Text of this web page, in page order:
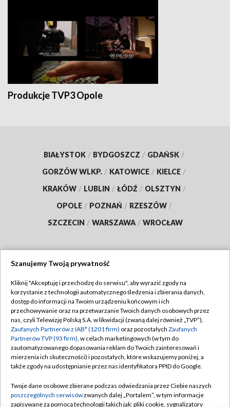
Produkcje TVP3 Opole
BIAŁYSTOK / BYDGOSZCZ / GDAŃSK /
GORZÓW WLKP. / KATOWICE / KIELCE /
KRAKÓW / LUBLIN / ŁÓDŹ / OLSZTYN /
OPOLE / POZNAŃ / RZESZÓW /
SZCZECIN / WARSZAWA / WROCŁAW
TVP
Abonament TVP
Emisja w TVP
Centrum informacji TVP
Naziemna Telewizja Cyfrowa
Rada Programowa
Regulamin TVP
Polityka prywatności
Moje zgody
Pomoc
Kontakt
Szanujemy Twoją prywatność
Kliknij "Akceptuję i przechodzę do serwisu", aby wyrazić zgody na
korzystanie z technologii automatycznego śledzenia i zbierania danych,
dostęp do informacji na Twoim urządzeniu końcowym i ich
przechowywanie oraz na przetwarzanie Twoich danych osobowych przez
nas, czyli Telewizję Polską S.A. w likwidacji (zwaną dalej również „TVP”),
Zaufanych Partnerów z IAB* (1201 firm) oraz pozostałych Zaufanych
Partnerów TVP (93 firm), w celach marketingowych (w tym do
zautomatyzowanego dopasowania reklam do Twoich zainteresowań i
mierzenia ich skuteczności) i pozostałych, które wskazujemy poniżej, a
także zgody na udostępnianie przez nas identyfikatora PPID do Google.
Twoje dane osobowe zbierane podczas odwiedzania przez Ciebie naszych
poszczególnych serwisówzwanych dalej „Portalem”, w tym informacje
zapisywane za pomocą technologii takich jak: pliki cookie, sygnalizatory